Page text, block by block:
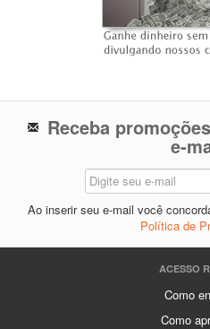
Receba
e-
Ao inserir seu e-mail você
Política de
ACESSO
Como
Como